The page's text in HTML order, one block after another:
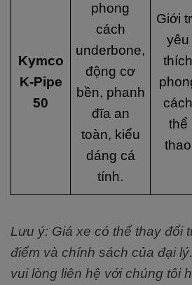
Kymco
K-Pipe
50
phong
cách
underbone,
động cơ
bền, phanh
đĩa an
toàn, kiểu
dáng cá
tính.
Giới
yêu
thích
cách
thể
thao
Lưu ý: Giá xe có thể thay đổi
điểm và chính sách của đại
vui lòng liên hệ với chúng tôi